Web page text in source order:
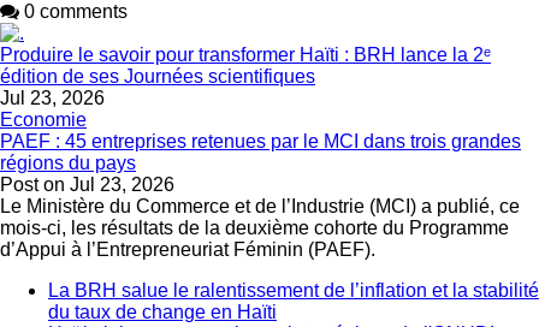
0 comments
Produire le savoir pour transformer Haïti : BRH lance la 2ᵉ
édition de ses Journées scientifiques
Jul 23, 2026
Economie
PAEF : 45 entreprises retenues par le MCI dans trois grandes
régions du pays
Post on Jul 23, 2026
Le Ministère du Commerce et de l’Industrie (MCI) a publié, ce
mois-ci, les résultats de la deuxième cohorte du Programme
d’Appui à l’Entrepreneuriat Féminin (PAEF).
La BRH salue le ralentissement de l’inflation et la stabilité
du taux de change en Haïti